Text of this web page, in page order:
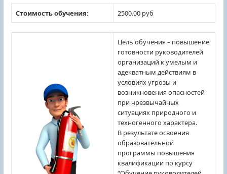
Стоимость обучения: 2500.00 руб
Цель обучения – повышение
готовности руководителей
организаций к умелым и
адекватным действиям в
условиях угрозы и
возникновения опасностей
при чрезвычайных
ситуациях природного и
техногенного характера.
В результате освоения
образовательной
программы повышения
квалификации по курсу